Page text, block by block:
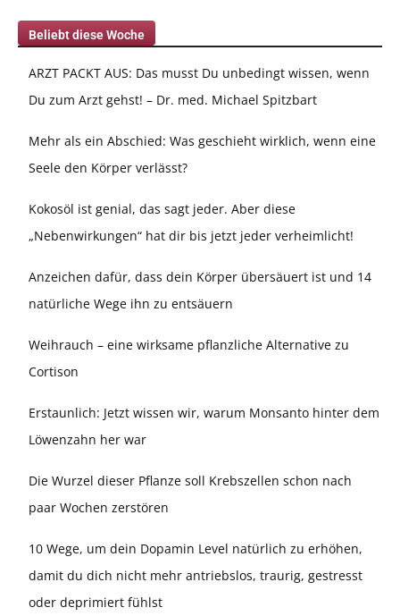
Beliebt diese Woche
ARZT PACKT AUS: Das musst Du unbedingt wissen, wenn
Du zum Arzt gehst! – Dr. med. Michael Spitzbart
Mehr als ein Abschied: Was geschieht wirklich, wenn eine
Seele den Körper verlässt?
Kokosöl ist genial, das sagt jeder. Aber diese
„Nebenwirkungen“ hat dir bis jetzt jeder verheimlicht!
Anzeichen dafür, dass dein Körper übersäuert ist und 14
natürliche Wege ihn zu entsäuern
Weihrauch – eine wirksame pflanzliche Alternative zu
Cortison
Erstaunlich: Jetzt wissen wir, warum Monsanto hinter dem
Löwenzahn her war
Die Wurzel dieser Pflanze soll Krebszellen schon nach
paar Wochen zerstören
10 Wege, um dein Dopamin Level natürlich zu erhöhen,
damit du dich nicht mehr antriebslos, traurig, gestresst
oder deprimiert fühlst